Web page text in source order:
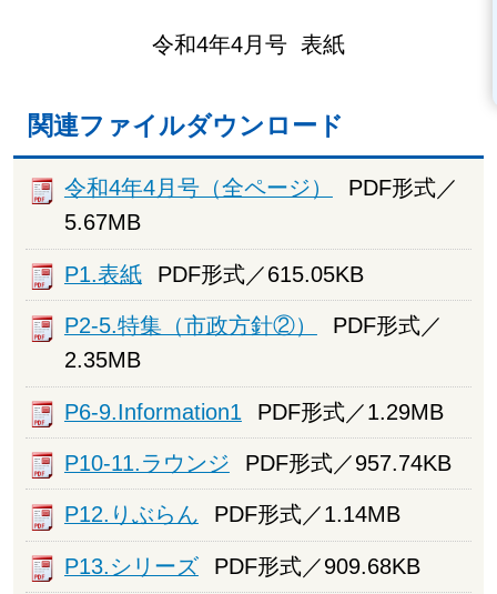
令和4年4月号 表紙
関連ファイルダウンロード
令和4年4月号（全ページ）
PDF形式／
5.67MB
P1.表紙 PDF形式／615.05KB
P2-5.特集（市政方針②）
PDF形式／
2.35MB
P6-9.Information1 PDF形式／1.29MB
P10-11.ラウンジ PDF形式／957.74KB
P12.りぶらん PDF形式／1.14MB
P13.シリーズ PDF形式／909.68KB